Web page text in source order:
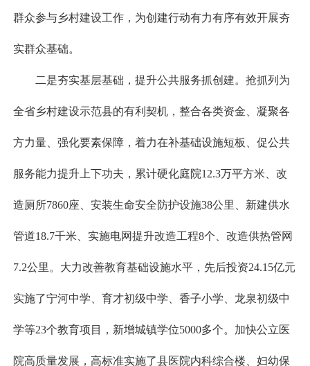
群众参与乡村建设工作，为创建行动有力有序有效开展夯
实群众基础。
二是夯实基层基础，提升公共服务抓创建。抢抓列为
全省乡村建设示范县的有利契机，整合各类资金、凝聚各
方力量、强化要素保障，着力在补基础设施短板、促公共
服务能力提升上下功夫，累计硬化庭院12.3万平方米、改
造厕所7860座、安装生命安全防护设施38公里、新建供水
管道18.7千米、实施电网提升改造工程8个、改造供热管网
7.2公里。大力改善教育基础设施水平，先后投资24.15亿元
实施了宁河中学、育才初级中学、香子小学、龙泉初级中
学等23个教育项目，新增城镇学位5000多个。加快公立医
院高质量发展，高标准实施了县医院内科综合楼、妇幼保